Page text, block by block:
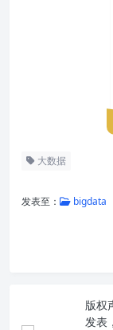
大数据
发表至： bigdata
版权
发表